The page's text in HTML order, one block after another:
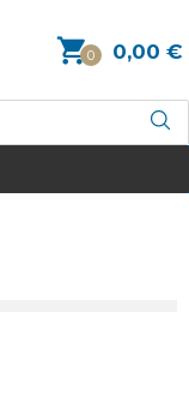
0 0,00 €